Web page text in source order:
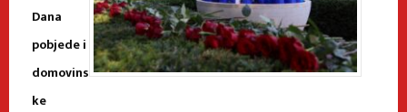
Dana
pobjede i
domovins
ke